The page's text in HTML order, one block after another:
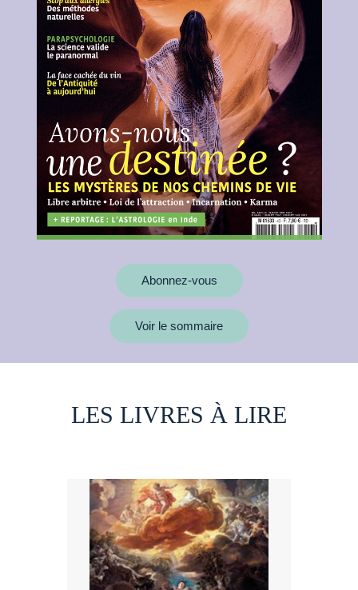
Abonnez-vous
Voir le sommaire
LES LIVRES À LIRE